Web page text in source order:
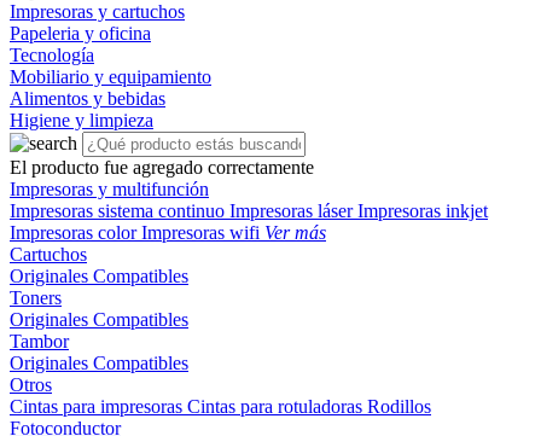
Impresoras y cartuchos
Papeleria y oficina
Tecnología
Mobiliario y equipamiento
Alimentos y bebidas
Higiene y limpieza
El producto fue agregado correctamente
Impresoras y multifunción
Impresoras sistema continuo Impresoras láserImpresoras inkjet
Impresoras colorImpresoras wifi Ver más
Cartuchos
Originales Compatibles
Toners
Originales Compatibles
Tambor
Originales Compatibles
Otros
Cintas para impresoras Cintas para rotuladoras Rodillos
Fotoconductor